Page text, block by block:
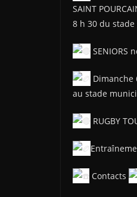
SAINT
8 h 30 du stade
SENIORS
Dimanche
au stade
RUGBY
Contacts